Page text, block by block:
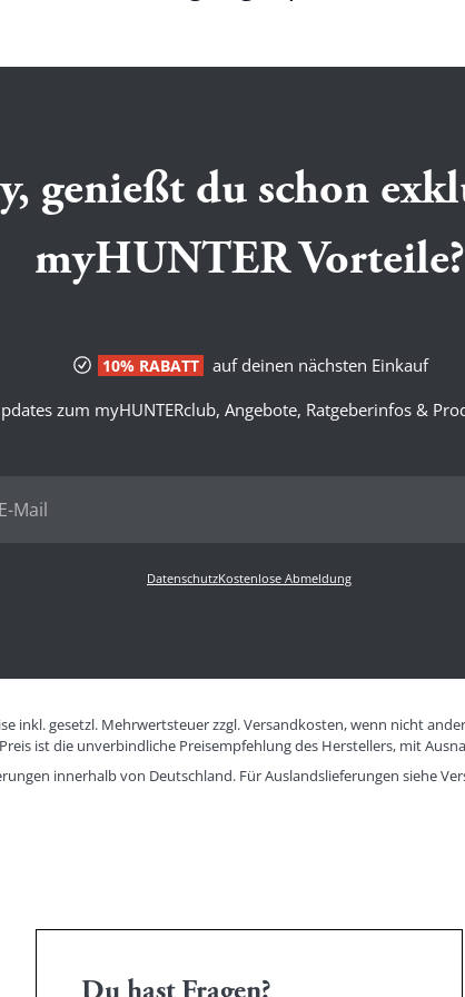
genießt du schon
myHUNTER Vorteile?
10% RABATT
auf deinen nächsten Einkauf
zum myHUNTERclub, Angebote, Ratgeberinfos &
DatenschutzKostenlose Abmeldung
inkl. gesetzl. Mehrwertsteuer zzgl. Versandkosten, wenn nicht
ist die unverbindliche Preisempfehlung des Herstellers, mit
innerhalb von Deutschland. Für Auslandslieferungen siehe